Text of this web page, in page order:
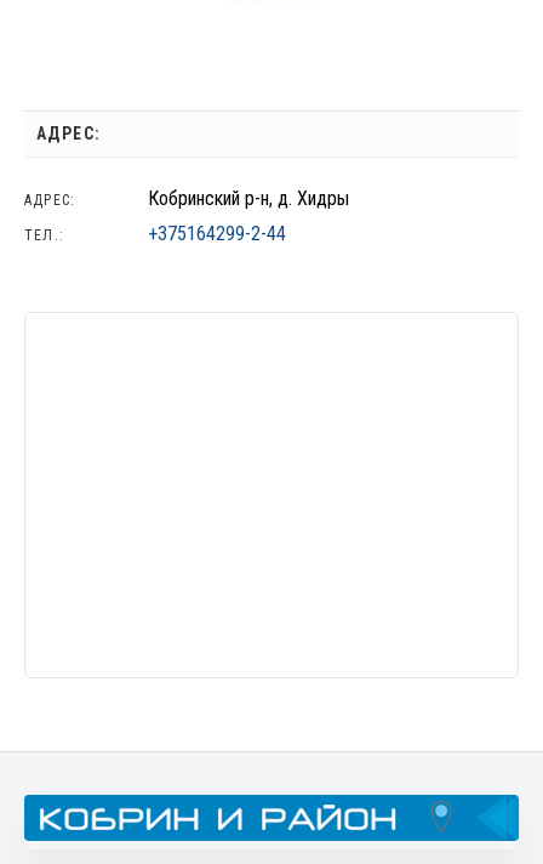
АДРЕС:
АДРЕС: Кобринский р-н, д. Хидры
ТЕЛ.: +375164299-2-44